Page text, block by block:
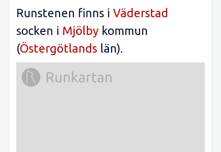
Runstenen finns i Väderstad
socken i Mjölby kommun
(Östergötlands län).